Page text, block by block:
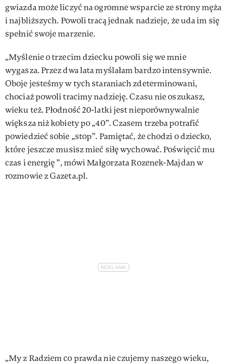
gwiazda może liczyć na ogromne wsparcie ze strony męża
i najbliższych. Powoli tracą jednak nadzieje, że uda im się
spełnić swoje marzenie.
„Myślenie o trzecim dziecku powoli się we mnie
wygasza. Przez dwa lata myślałam bardzo intensywnie.
Oboje jesteśmy w tych staraniach zdeterminowani,
chociaż powoli tracimy nadzieję. Czasu nie oszukasz,
wieku też. Płodność 20-latki jest nieporównywalnie
większa niż kobiety po „40”. Czasem trzeba potrafić
powiedzieć sobie „stop”. Pamiętać, że chodzi o dziecko,
które jeszcze musisz mieć siłę wychować. Poświęcić mu
czas i energię ”, mówi Małgorzata Rozenek-Majdan w
rozmowie z Gazeta.pl.
„My z Radziem co prawda nie czujemy naszego wieku,